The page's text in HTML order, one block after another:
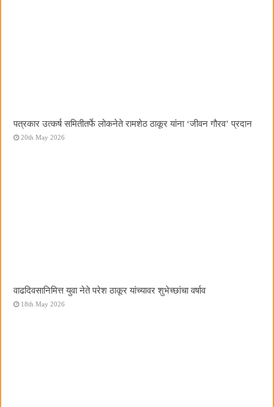
पत्रकार उत्कर्ष समितीतर्फे लोकनेते रामशेठ ठाकूर यांना ‌‘जीवन गौरव‌’ प्रदान
20th May 2026
वाढदिवसानिमित्त युवा नेते परेश ठाकूर यांच्यावर शुभेच्छांचा वर्षाव
18th May 2026